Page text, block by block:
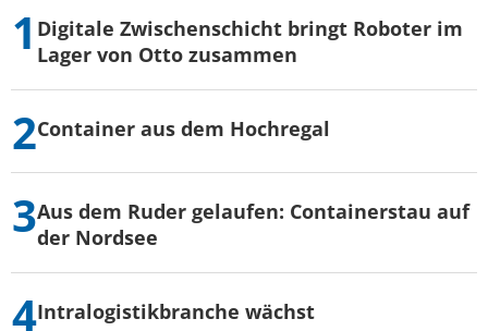
Digitale Zwischenschicht bringt Roboter im
Lager von Otto zusammen
Container aus dem Hochregal
Aus dem Ruder gelaufen: Containerstau auf
der Nordsee
Intralogistikbranche wächst